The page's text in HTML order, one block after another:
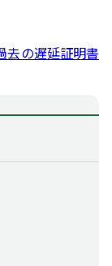
去の遅延証明書